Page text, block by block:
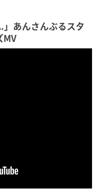
あんさんぶるスタ
MV